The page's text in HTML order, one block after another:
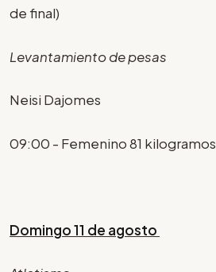
de final)
Levantamiento de pesas
Neisi Dajomes
09:00 - Femenino 81 kilogramos
Domingo 11 de agosto